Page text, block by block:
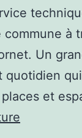
à
Un
quotidien
et